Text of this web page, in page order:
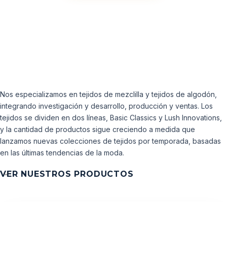
Nos especializamos en tejidos de mezclilla y tejidos de algodón,
integrando investigación y desarrollo, producción y ventas. Los
tejidos se dividen en dos líneas, Basic Classics y Lush Innovations,
y la cantidad de productos sigue creciendo a medida que
lanzamos nuevas colecciones de tejidos por temporada, basadas
en las últimas tendencias de la moda.
VER NUESTROS PRODUCTOS